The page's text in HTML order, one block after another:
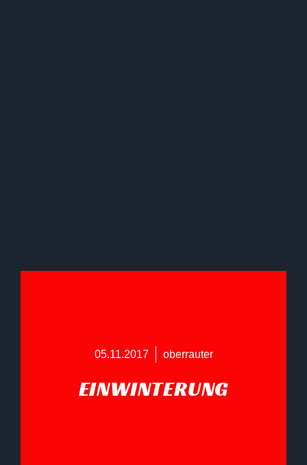
05.11.2017 oberrauter
EINWINTERUNG